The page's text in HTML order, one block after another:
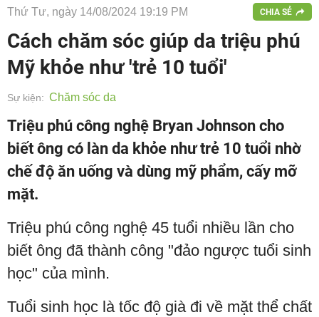
Thứ Tư, ngày 14/08/2024 19:19 PM CHIA SẺ
Cách chăm sóc giúp da triệu phú
Mỹ khỏe như 'trẻ 10 tuổi'
Sự kiện: Chăm sóc da
Triệu phú công nghệ Bryan Johnson cho
biết ông có làn da khỏe như trẻ 10 tuổi nhờ
chế độ ăn uống và dùng mỹ phẩm, cấy mỡ
mặt.
Triệu phú công nghệ 45 tuổi nhiều lần cho
biết ông đã thành công "đảo ngược tuổi sinh
học" của mình.
Tuổi sinh học là tốc độ già đi về mặt thể chất